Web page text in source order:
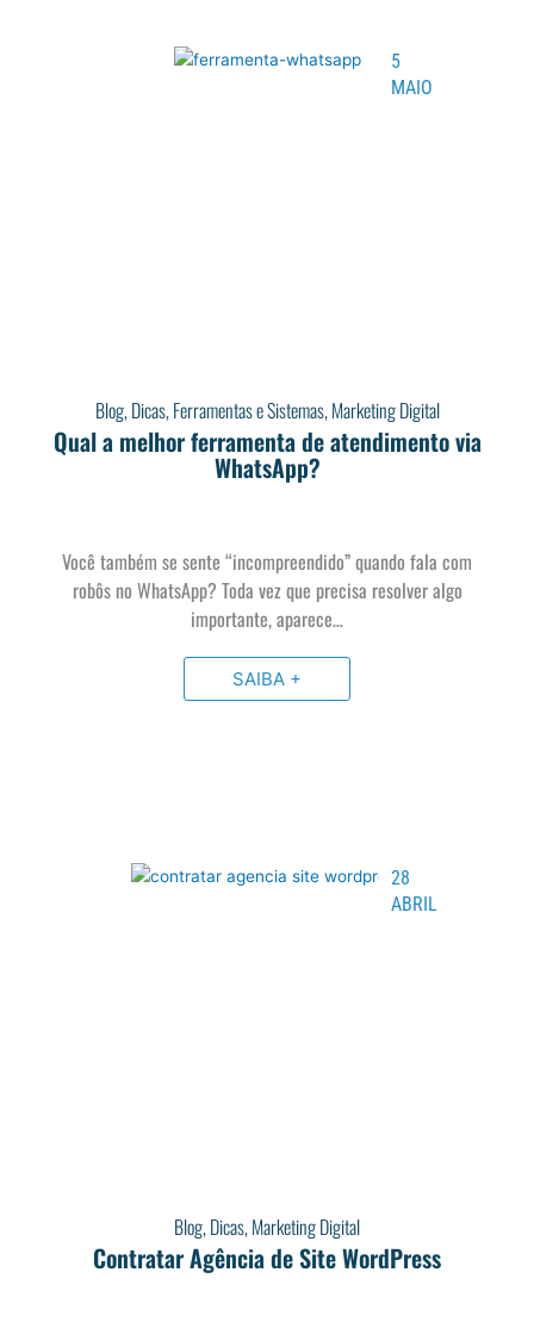
Blog,Dicas,Ferramentas e Sistemas,Marketing Digital
Qual a melhor ferramenta de atendimento via
WhatsApp?
5
MAIO
Você também se sente “incompreendido” quando fala com
robôs no WhatsApp? Toda vez que precisa resolver algo
importante, aparece…
SAIBA +
Blog,Dicas,Marketing Digital
Contratar Agência de Site WordPress
28
ABRIL